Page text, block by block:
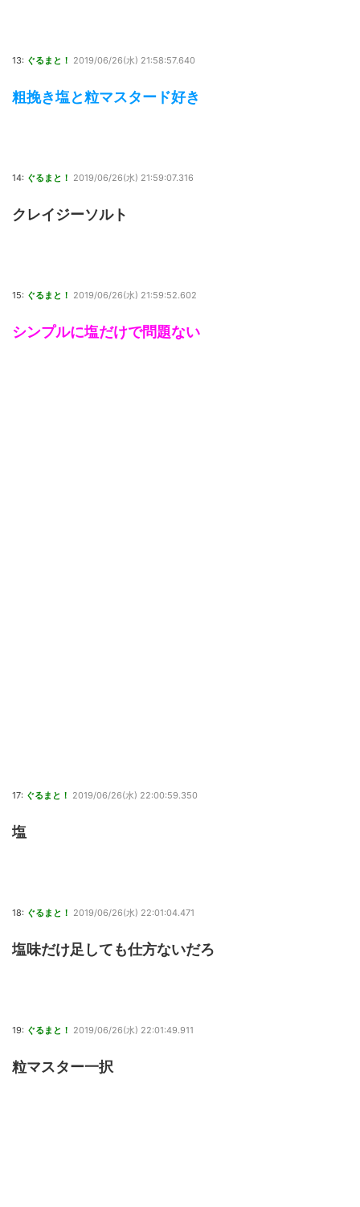
13: ぐるまと！ 2019/06/26(水) 21:58:57.640
粗挽き塩と粒マスタード好き
14: ぐるまと！ 2019/06/26(水) 21:59:07.316
クレイジーソルト
15: ぐるまと！ 2019/06/26(水) 21:59:52.602
シンプルに塩だけで問題ない
17: ぐるまと！ 2019/06/26(水) 22:00:59.350
塩
18: ぐるまと！ 2019/06/26(水) 22:01:04.471
塩味だけ足しても仕方ないだろ
19: ぐるまと！ 2019/06/26(水) 22:01:49.911
粒マスター一択